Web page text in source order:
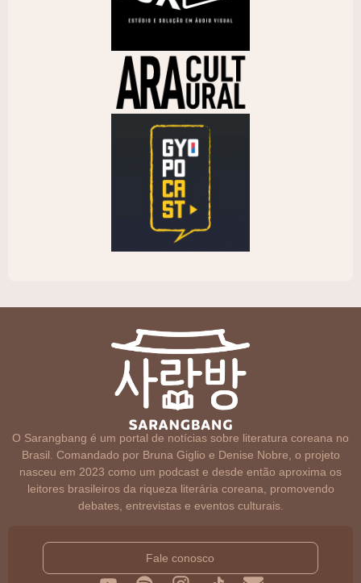
O Sarangbang é um portal de notícias sobre literatura coreana no
Brasil. Comandado por Bruna Giglio e Denise Nobre, o projeto
nasceu em 2023 como um podcast e desde então aproxima os
leitores brasileiros da riqueza literária coreana, promovendo
debates, entrevistas e eventos culturais.
Fale conosco